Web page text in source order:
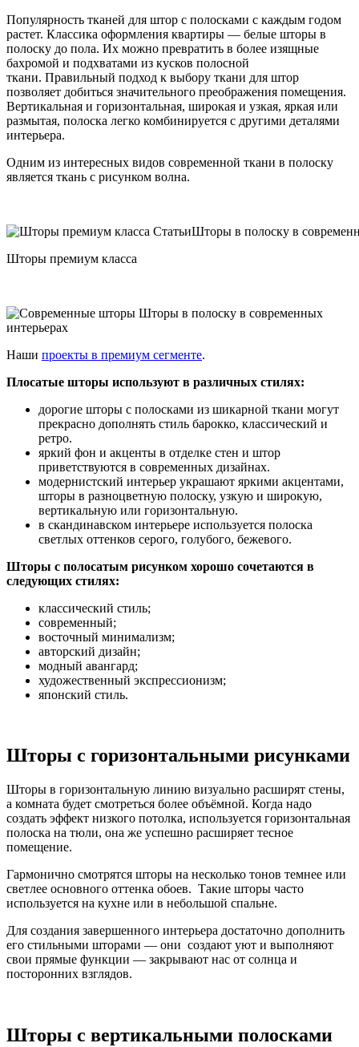
Популярность тканей для штор с полосками с каждым годом
растет. Классика оформления квартиры — белые шторы в
полоску до пола. Их можно превратить в более изящные
бахромой и подхватами из кусков полосной
ткани. Правильный подход к выбору ткани для штор
позволяет добиться значительного преображения помещения.
Вертикальная и горизонтальная, широкая и узкая, яркая или
размытая, полоска легко комбинируется с другими деталями
интерьера.
Одним из интересных видов современной ткани в полоску
является ткань с рисунком волна.
Шторы премиум класса
Наши проекты в премиум сегменте.
Плосатые шторы используют в различных стилях:
дорогие шторы с полосками из шикарной ткани могут
прекрасно дополнять стиль барокко, классический и
ретро.
яркий фон и акценты в отделке стен и штор
приветствуются в современных дизайнах.
модернистский интерьер украшают яркими акцентами,
шторы в разноцветную полоску, узкую и широкую,
вертикальную или горизонтальную.
в скандинавском интерьере используется полоска
светлых оттенков серого, голубого, бежевого.
Шторы с полосатым рисунком хорошо сочетаются в
следующих стилях:
классический стиль;
современный;
восточный минимализм;
авторский дизайн;
модный авангард;
художественный экспрессионизм;
японский стиль.
Шторы с горизонтальными рисунками
Шторы в горизонтальную линию визуально расширят стены,
а комната будет смотреться более объёмной. Когда надо
создать эффект низкого потолка, используется горизонтальная
полоска на тюли, она же успешно расширяет тесное
помещение.
Гармонично смотрятся шторы на несколько тонов темнее или
светлее основного оттенка обоев. Такие шторы часто
используется на кухне или в небольшой спальне.
Для создания завершенного интерьера достаточно дополнить
его стильными шторами — они создают уют и выполняют
свои прямые функции — закрывают нас от солнца и
посторонних взглядов.
Шторы с вертикальными полосками